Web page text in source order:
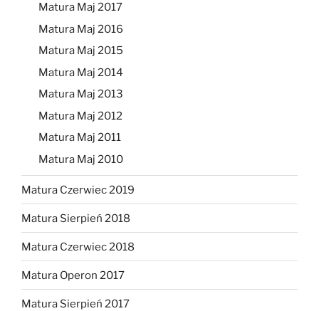
Matura Maj 2017
Matura Maj 2016
Matura Maj 2015
Matura Maj 2014
Matura Maj 2013
Matura Maj 2012
Matura Maj 2011
Matura Maj 2010
Matura Czerwiec 2019
Matura Sierpień 2018
Matura Czerwiec 2018
Matura Operon 2017
Matura Sierpień 2017